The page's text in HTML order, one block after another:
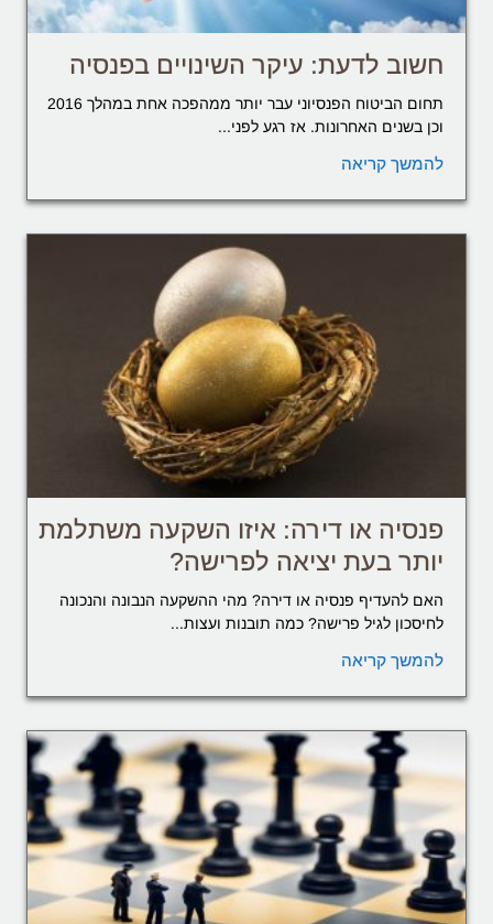
חשוב לדעת: עיקר השינויים בפנסיה
תחום הביטוח הפנסיוני עבר יותר ממהפכה אחת במהלך 2016
וכן בשנים האחרונות. אז רגע לפני...
להמשך קריאה
פנסיה או דירה: איזו השקעה משתלמת
יותר בעת יציאה לפרישה?
האם להעדיף פנסיה או דירה? מהי ההשקעה הנבונה והנכונה
לחיסכון לגיל פרישה? כמה תובנות ועצות...
להמשך קריאה